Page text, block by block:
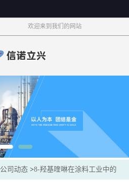
欢迎来到我们的网站
公司动态 >8-羟基喹啉在涂料工业中的